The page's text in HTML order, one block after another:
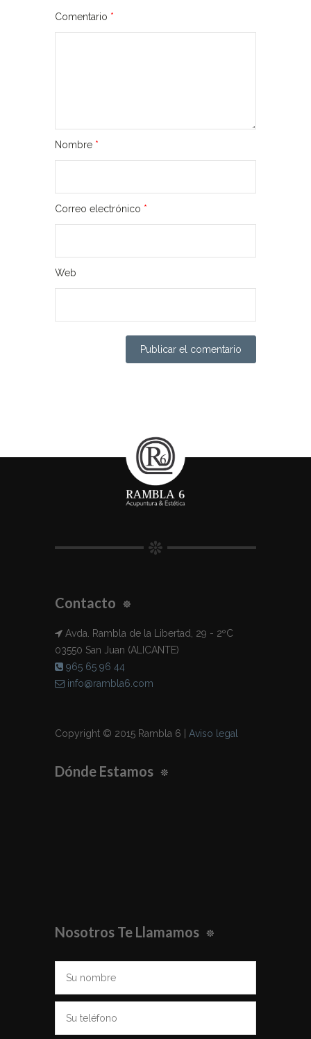
Comentario *
Nombre *
Correo electrónico *
Web
Contacto
Avda. Rambla de la Libertad, 29 - 2ºC
03550 San Juan (ALICANTE)
965 65 96 44
info@rambla6.com
Copyright © 2015 Rambla 6 | Aviso legal
Dónde Estamos
Nosotros Te Llamamos